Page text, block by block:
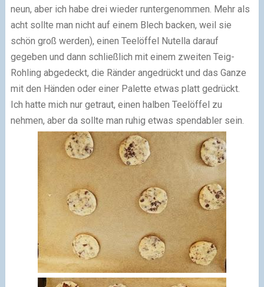
neun, aber ich habe drei wieder runtergenommen. Mehr als
acht sollte man nicht auf einem Blech backen, weil sie
schön groß werden), einen Teelöffel Nutella darauf
gegeben und dann schließlich mit einem zweiten Teig-
Rohling abgedeckt, die Ränder angedrückt und das Ganze
mit den Händen oder einer Palette etwas platt gedrückt.
Ich hatte mich nur getraut, einen halben Teelöffel zu
nehmen, aber da sollte man ruhig etwas spendabler sein.